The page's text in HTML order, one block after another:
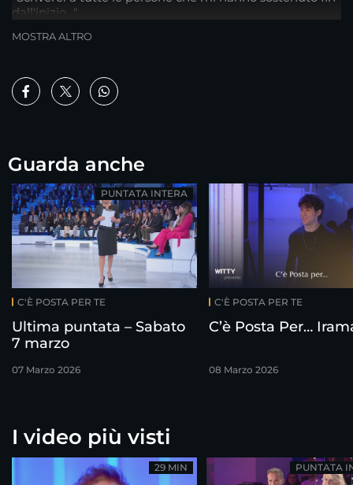
dall'inizio…"
MOSTRA ALTRO
Guarda anche
C'È POSTA PER TE
Ultima puntata – Sabato
7 marzo
07 Marzo 2026
PUNTATA INTERA
C'È POSTA PER TE
C’è Posta Per…
08 Marzo 2026
I video più visti
29 MIN PUNTATA